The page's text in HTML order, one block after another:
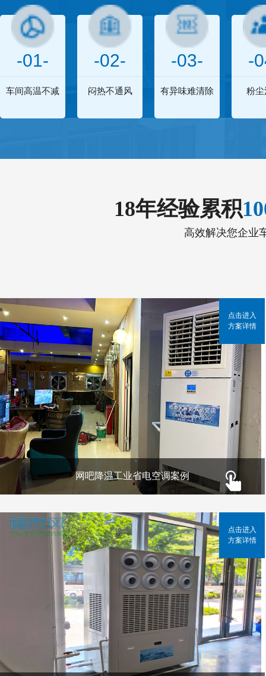
-01-
车间高温不减
-02-
闷热不通风
-03-
有异味难清除
-
粉尘
18年经验累积
高效解决您企业
网吧降温工业省电空调案例
点击进入
方案详情
点击进入
方案详情